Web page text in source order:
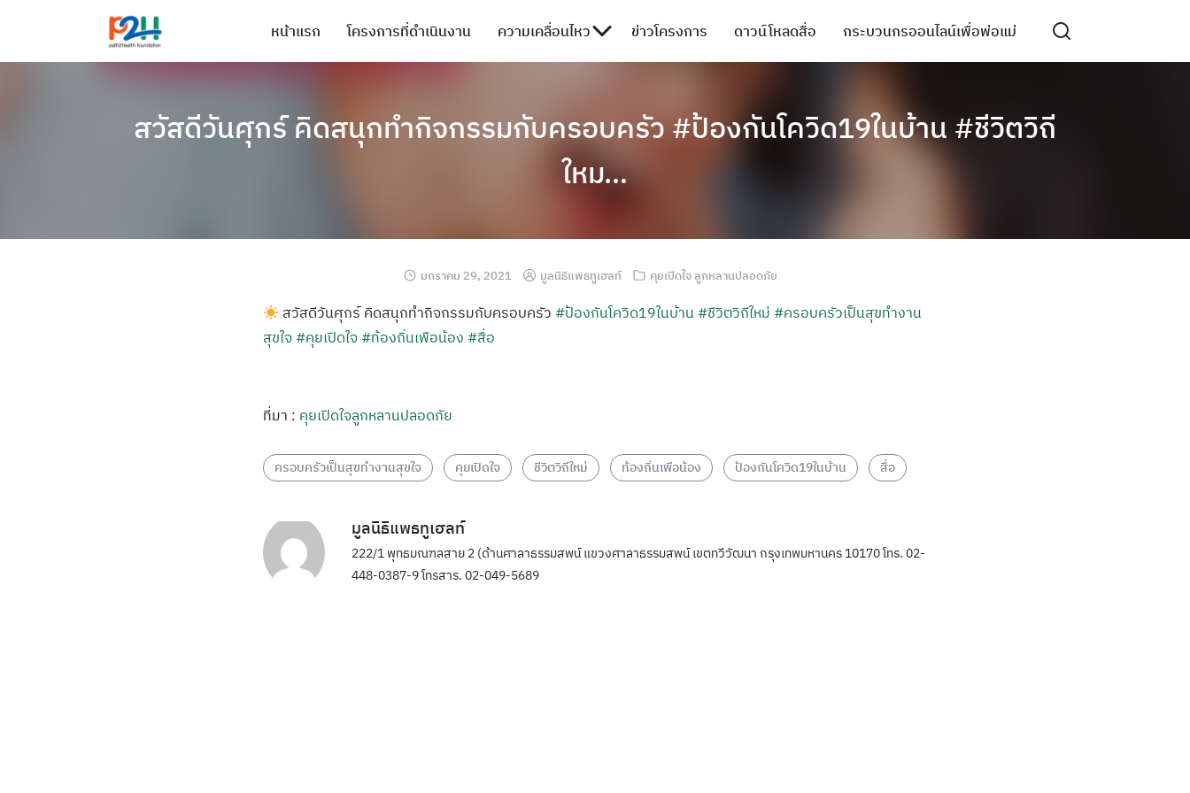
หน้าแรก โครงการที่ดำเนินงาน ความเคลื่อนไหว ข่าวโครงการ ดาวน์โหลดสื่อ กระบวนกรออนไลน์เพื่อพ่อแม่
สวัสดีวันศุกร์ คิดสนุกทำกิจกรรมกับครอบครัว #ป้องกันโควิด19ในบ้าน #ชีวิตวิถี
ใหม…
มกราคม 29, 2021 มูลนิธิแพธทูเฮลท์ คุยเปิดใจ ลูกหลานปลอดภัย
สวัสดีวันศุกร์ คิดสนุกทำกิจกรรมกับครอบครัว #ป้องกันโควิด19ในบ้าน #ชีวิตวิถีใหม่ #ครอบครัวเป็นสุขทำงาน
สุขใจ #คุยเปิดใจ #ท้องถิ่นเพือน้อง #สื่อ
ที่มา : คุยเปิดใจลูกหลานปลอดภัย
ครอบครัวเป็นสุขทำงานสุขใจ คุยเปิดใจ ชีวิตวิถีใหม่ ท้องถิ่นเพือน้อง ป้องกันโควิด19ในบ้าน สื่อ
มูลนิธิแพธทูเฮลท์
222/1 พุทธมณฑลสาย 2 (ด้านศาลาธรรมสพน์ แขวงศาลาธรรมสพน์ เขตทวีวัฒนา กรุงเทพมหานคร 10170 โทร. 02-
448-0387-9 โทรสาร. 02-049-5689